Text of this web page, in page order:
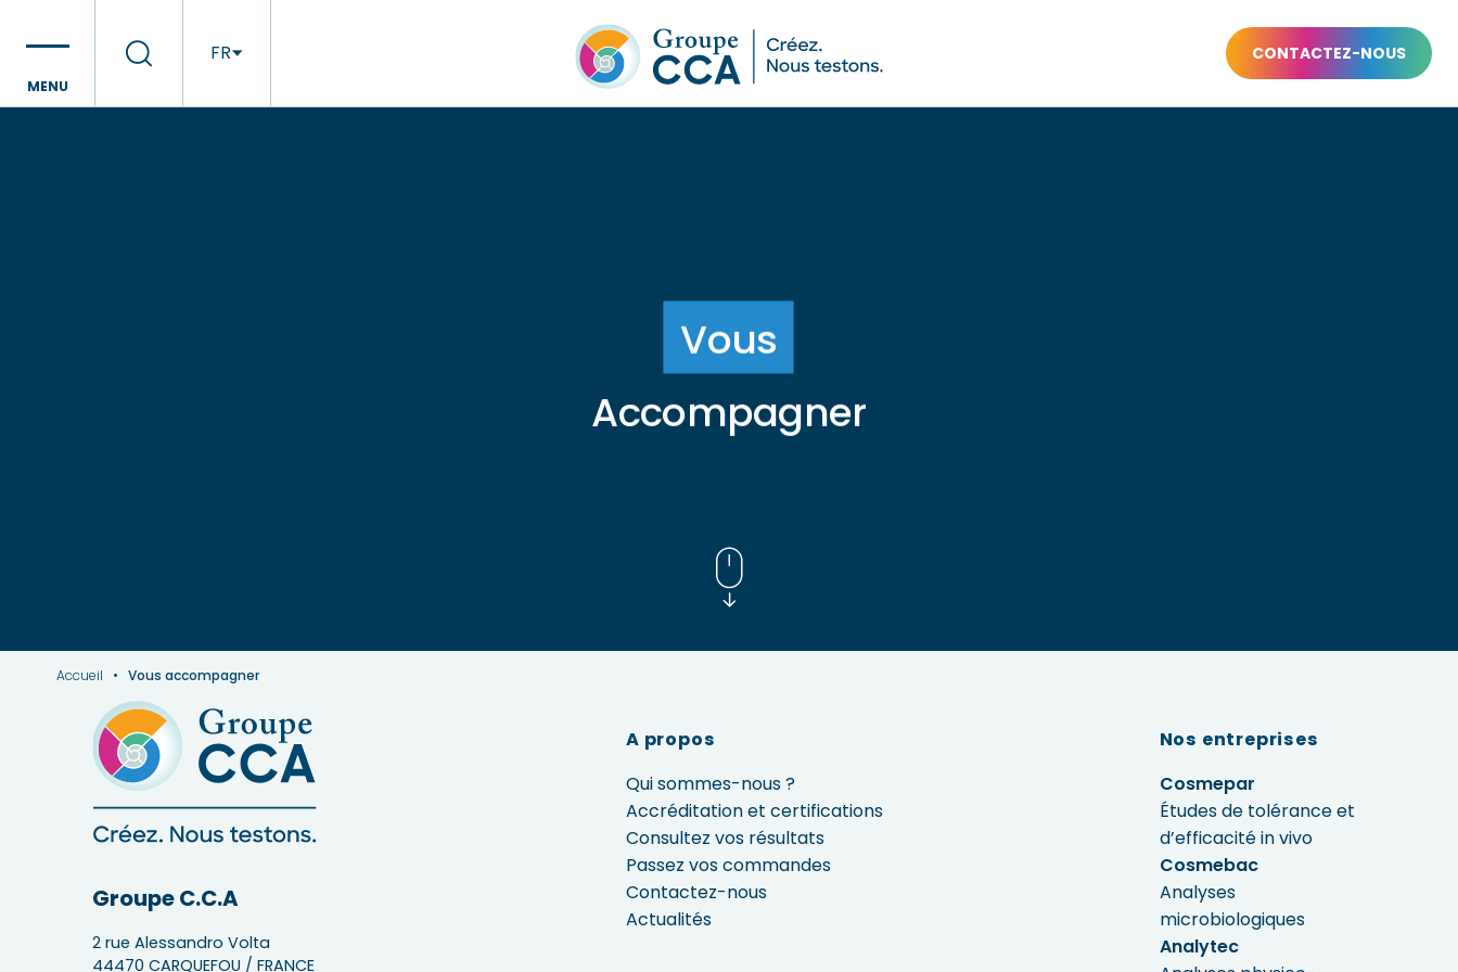
MENU
FR
EN
CONTACTEZ-NOUS
Vous
Accompagner
Accueil • Vous accompagner
Groupe C.C.A
2 rue Alessandro Volta
44470 CARQUEFOU / FRANCE
A propos
Qui sommes-nous ?
Accréditation et certifications
Consultez vos résultats
Passez vos commandes
Contactez-nous
Actualités
Nos entreprises
Cosmepar
Études de tolérance et
d’efficacité in vivo
Cosmebac
Analyses
microbiologiques
Analytec